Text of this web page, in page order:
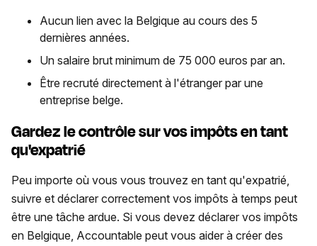
Aucun lien avec la Belgique au cours des 5
dernières années.
Un salaire brut minimum de 75 000 euros par an.
Être recruté directement à l'étranger par une
entreprise belge.
Gardez le contrôle sur vos impôts en tant
qu'expatrié
Peu importe où vous vous trouvez en tant qu'expatrié,
suivre et déclarer correctement vos impôts à temps peut
être une tâche ardue. Si vous devez déclarer vos impôts
en Belgique, Accountable peut vous aider à créer des